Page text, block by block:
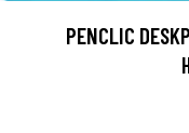
PENCLIC